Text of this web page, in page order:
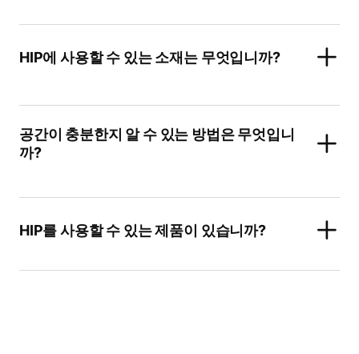
HIP에 사용할 수 있는 소재는 무엇입니까?
공간이 충분한지 알 수 있는 방법은 무엇입니
까?
HIP를 사용할 수 있는 제품이 있습니까?